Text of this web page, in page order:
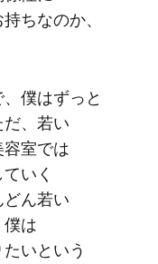
ちなのか、​
僕は​ずっと​
、​若い​
室では​
いく​
どん​若い​
僕は​
いと​いう​